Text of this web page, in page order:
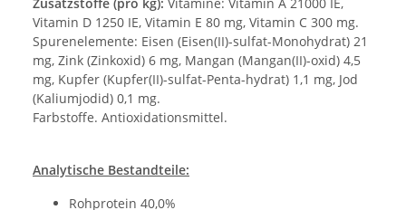
Vitamin D 1250 IE, Vitamin E 80 mg, Vitamin C 300 mg.
Spurenelemente: Eisen (Eisen(II)-sulfat-Monohydrat) 21
mg, Zink (Zinkoxid) 6 mg, Mangan (Mangan(II)-oxid) 4,5
mg, Kupfer (Kupfer(II)-sulfat-Penta-hydrat) 1,1 mg, Jod
(Kaliumjodid) 0,1 mg.
Farbstoffe. Antioxidationsmittel.
Analytische Bestandteile:
Rohprotein 40,0%